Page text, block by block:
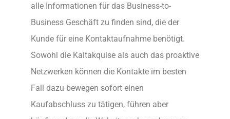
alle Informationen für das Business-to-
Business Geschäft zu finden sind, die der
Kunde für eine Kontaktaufnahme benötigt.
Sowohl die Kaltakquise als auch das proaktive
Netzwerken können die Kontakte im besten
Fall dazu bewegen sofort einen
Kaufabschluss zu tätigen, führen aber